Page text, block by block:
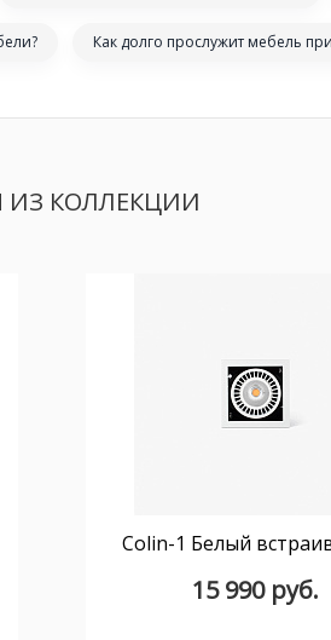
Как долго прослужит мебель
ИЗ КОЛЛЕКЦИИ
15 990 руб.